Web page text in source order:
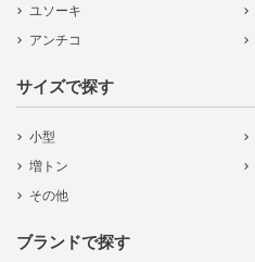
ユソーキ
アンチコ
サイズで探す
小型
増トン
その他
ブランドで探す